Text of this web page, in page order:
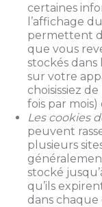
certaines
l’affichage
permettent
que vous
stockés
sur votre
choisissiez
fois par
Les cookies
peuvent
plusieurs
stocké
qu’ils
dans chaque